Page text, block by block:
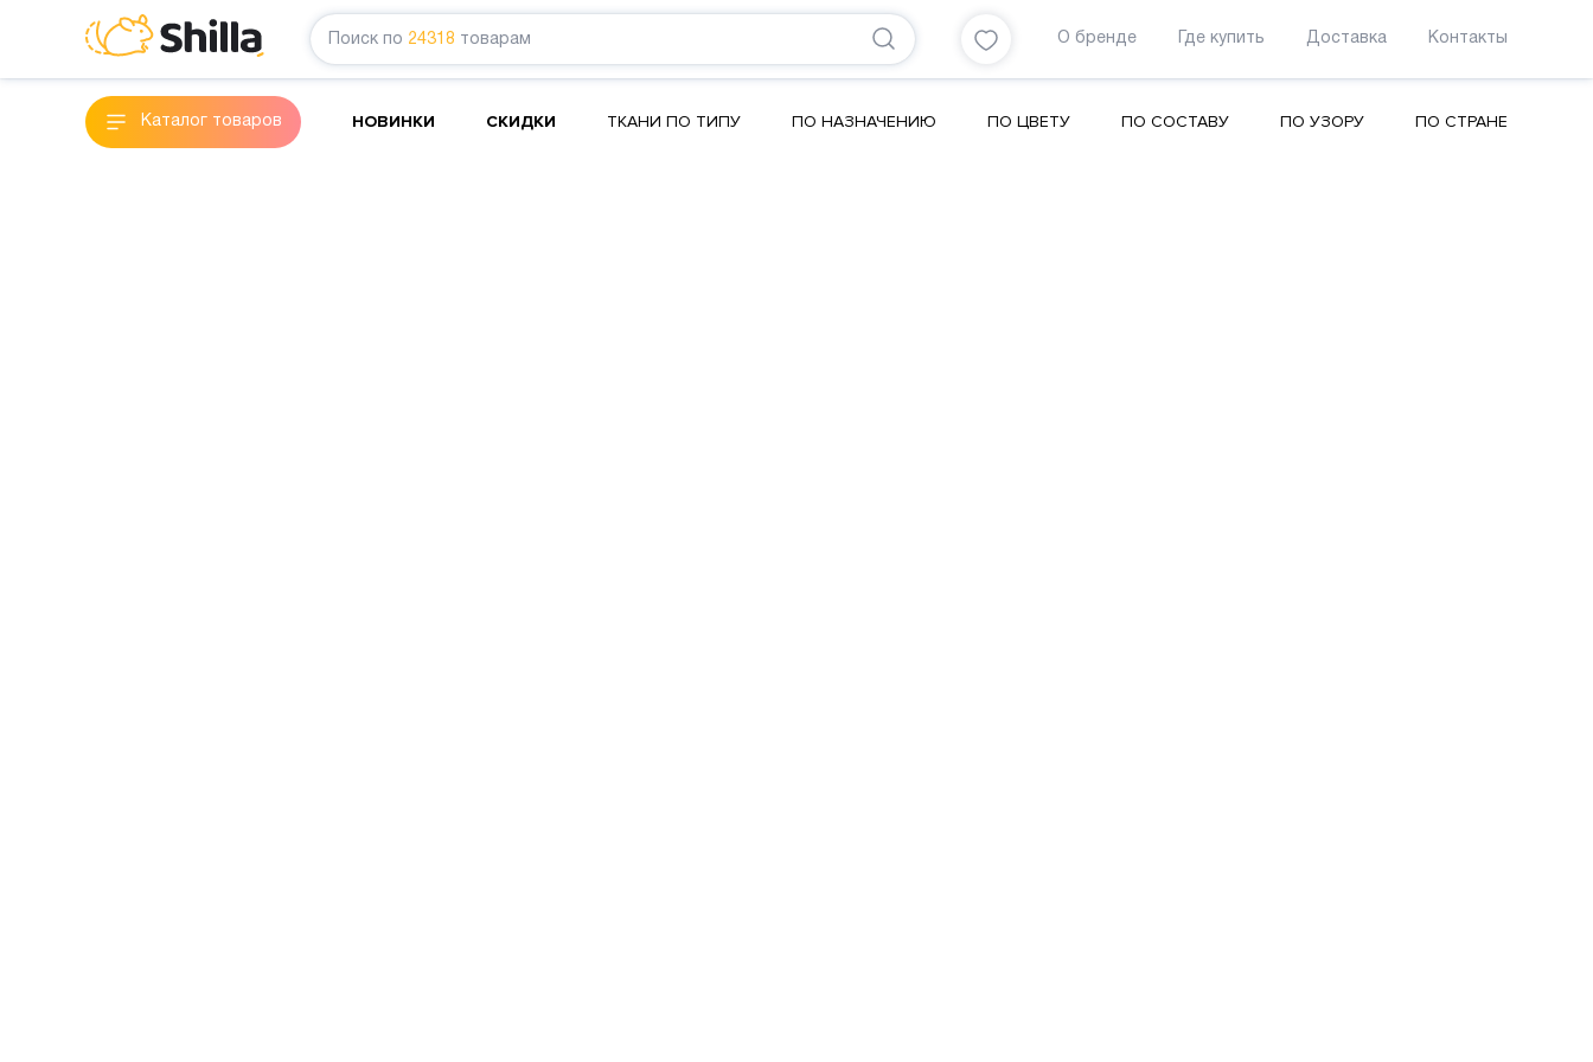
Поиск по 24318 товарам О бренде Где купить Доставка Контакты
Каталог товаров НОВИНКИ СКИДКИ ТКАНИ ПО ТИПУ ПО НАЗНАЧЕНИЮ ПО ЦВЕТУ ПО СОСТАВУ ПО УЗОРУ ПО СТРАНЕ